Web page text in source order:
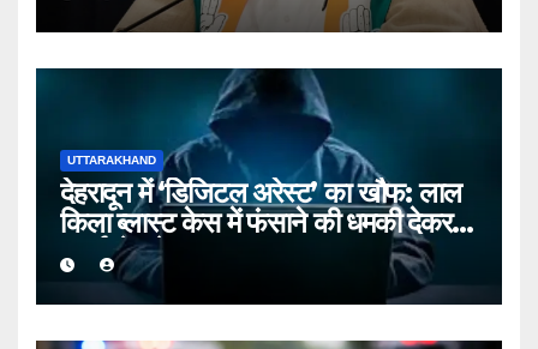
UTTARAKHAND
देहरादून में ‘डिजिटल अरेस्ट’ का खौफ: लाल
किला ब्लास्ट केस में फंसाने की धमकी देकर
बुजुर्ग से ठगे ₹13 लाख